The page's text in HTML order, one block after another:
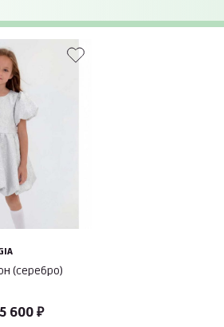
(серебро)
5 600 ₽